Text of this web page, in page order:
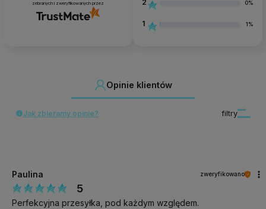
zebranych i zweryfikowanych przez 2 0%
1 1%
Opinie klientów
filtry
Jak zbieramy opinie?
Paulina zweryfikowano
5
Perfekcyjna przesyłka, pod każdym względem.